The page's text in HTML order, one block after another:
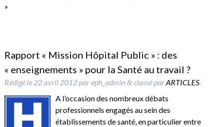
»
Rapport « Mission Hôpital Public » : des
« enseignements » pour la Santé au travail ?
Rédigé le 22 avril 2012pareph_admin &classé parARTICLES.
A l’occasion des nombreux débats
professionnels engagés au sein des
établissements de santé, en particulier entre